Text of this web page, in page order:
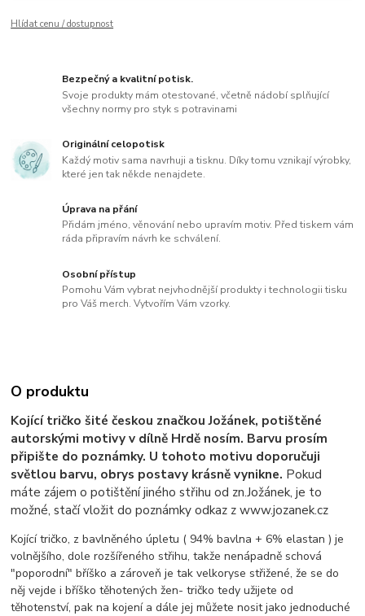
Hlídat cenu / dostupnost
Bezpečný a kvalitní potisk.
Svoje produkty mám otestované, včetně nádobí splňující
všechny normy pro styk s potravinami
Originální celopotisk
Každý motiv sama navrhuji a tisknu. Díky tomu vznikají výrobky,
které jen tak někde nenajdete.
Úprava na přání
Přidám jméno, věnování nebo upravím motiv. Před tiskem vám
ráda připravím návrh ke schválení.
Osobní přístup
Pomohu Vám vybrat nejvhodnější produkty i technologii tisku
pro Váš merch. Vytvořím Vám vzorky.
O produktu
Kojící tričko šité českou značkou Jožánek, potištěné
autorskými motivy v dílně Hrdě nosím. Barvu prosím
připište do poznámky. U tohoto motivu doporučuji
světlou barvu, obrys postavy krásně vynikne. Pokud
máte zájem o potištění jiného střihu od zn.Jožánek, je to
možné, stačí vložit do poznámky odkaz z www.jozanek.cz
Kojící tričko, z bavlněného úpletu ( 94% bavlna + 6% elastan ) je
volnějšího, dole rozšířeného střihu, takže nenápadně schová
"poporodní" bříško a zároveň je tak velkoryse střižené, že se do
něj vejde i bříško těhotených žen- tričko tedy užijete od
těhotenství, pak na kojení a dále jej můžete nosit jako jednoduché